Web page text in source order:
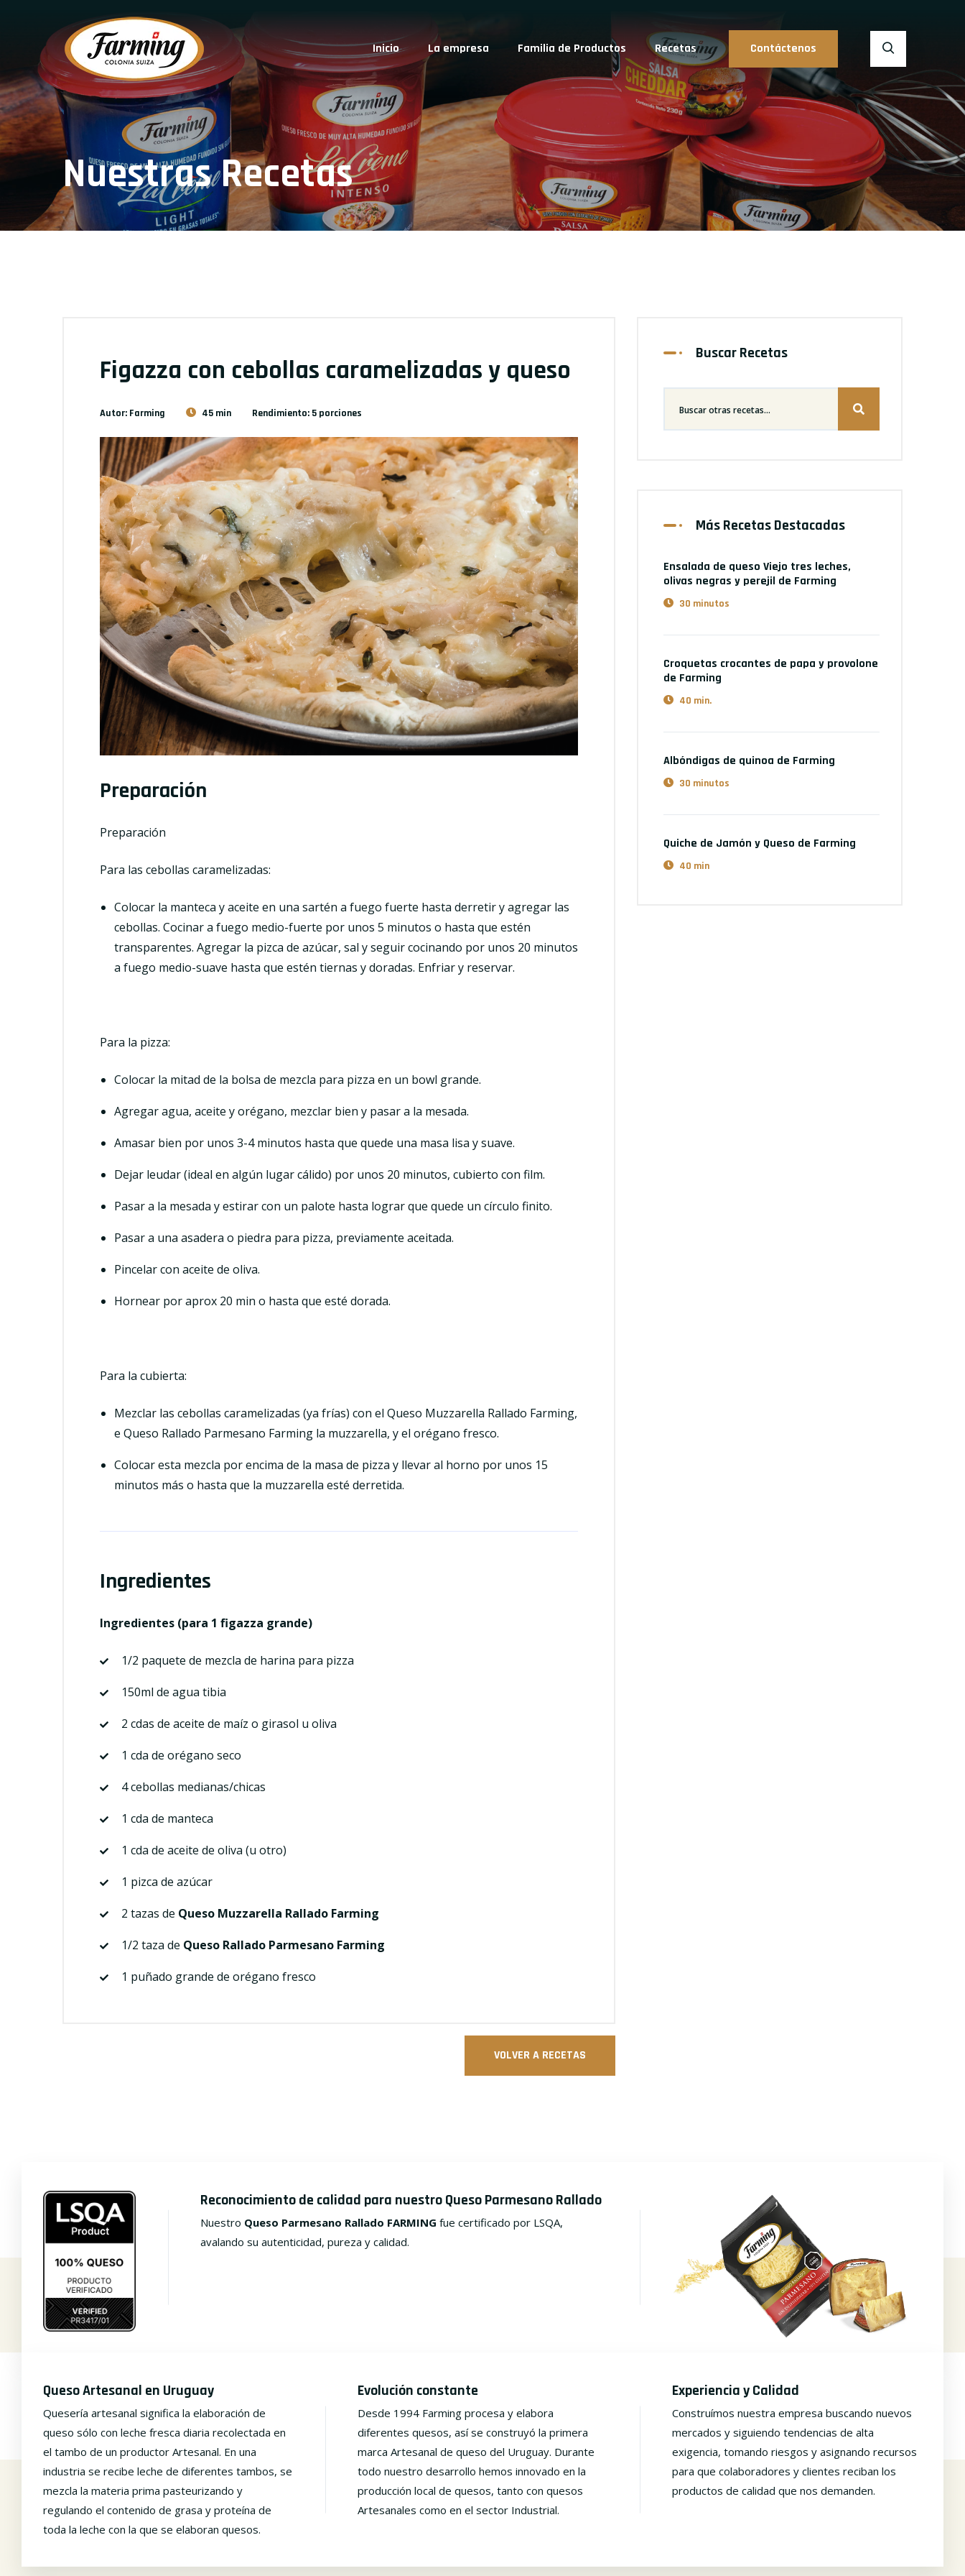
Inicio La empresa Familia de Productos Recetas Contáctenos
Nuestras Recetas
Figazza con cebollas caramelizadas y queso
Autor: Farming 45 min Rendimiento: 5 porciones
Preparación
Preparación
Para las cebollas caramelizadas:
Colocar la manteca y aceite en una sartén a fuego fuerte hasta derretir y agregar las
cebollas. Cocinar a fuego medio-fuerte por unos 5 minutos o hasta que estén
transparentes. Agregar la pizca de azúcar, sal y seguir cocinando por unos 20 minutos
a fuego medio-suave hasta que estén tiernas y doradas. Enfriar y reservar.
Para la pizza:
Colocar la mitad de la bolsa de mezcla para pizza en un bowl grande.
Agregar agua, aceite y orégano, mezclar bien y pasar a la mesada.
Amasar bien por unos 3-4 minutos hasta que quede una masa lisa y suave.
Dejar leudar (ideal en algún lugar cálido) por unos 20 minutos, cubierto con film.
Pasar a la mesada y estirar con un palote hasta lograr que quede un círculo finito.
Pasar a una asadera o piedra para pizza, previamente aceitada.
Pincelar con aceite de oliva.
Hornear por aprox 20 min o hasta que esté dorada.
Para la cubierta:
Mezclar las cebollas caramelizadas (ya frías) con el Queso Muzzarella Rallado Farming,
e Queso Rallado Parmesano Farming la muzzarella, y el orégano fresco.
Colocar esta mezcla por encima de la masa de pizza y llevar al horno por unos 15
minutos más o hasta que la muzzarella esté derretida.
Ingredientes
Ingredientes (para 1 figazza grande)
1/2 paquete de mezcla de harina para pizza
150ml de agua tibia
2 cdas de aceite de maíz o girasol u oliva
1 cda de orégano seco
4 cebollas medianas/chicas
1 cda de manteca
1 cda de aceite de oliva (u otro)
1 pizca de azúcar
2 tazas de Queso Muzzarella Rallado Farming
1/2 taza de Queso Rallado Parmesano Farming
1 puñado grande de orégano fresco
VOLVER A RECETAS
Buscar Recetas
Más Recetas Destacadas
Ensalada de queso Viejo tres leches,
olivas negras y perejil de Farming
30 minutos
Croquetas crocantes de papa y provolone
de Farming
40 min.
Albóndigas de quinoa de Farming
30 minutos
Quiche de Jamón y Queso de Farming
40 min
Reconocimiento de calidad para nuestro Queso Parmesano Rallado
Nuestro Queso Parmesano Rallado FARMING fue certificado por LSQA,
avalando su autenticidad, pureza y calidad.
Queso Artesanal en Uruguay
Quesería artesanal significa la elaboración de
queso sólo con leche fresca diaria recolectada en
el tambo de un productor Artesanal. En una
industria se recibe leche de diferentes tambos, se
mezcla la materia prima pasteurizando y
regulando el contenido de grasa y proteína de
toda la leche con la que se elaboran quesos.
Evolución constante
Desde 1994 Farming procesa y elabora
diferentes quesos, así se construyó la primera
marca Artesanal de queso del Uruguay. Durante
todo nuestro desarrollo hemos innovado en la
producción local de quesos, tanto con quesos
Artesanales como en el sector Industrial.
Experiencia y Calidad
Construímos nuestra empresa buscando nuevos
mercados y siguiendo tendencias de alta
exigencia, tomando riesgos y asignando recursos
para que colaboradores y clientes reciban los
productos de calidad que nos demanden.